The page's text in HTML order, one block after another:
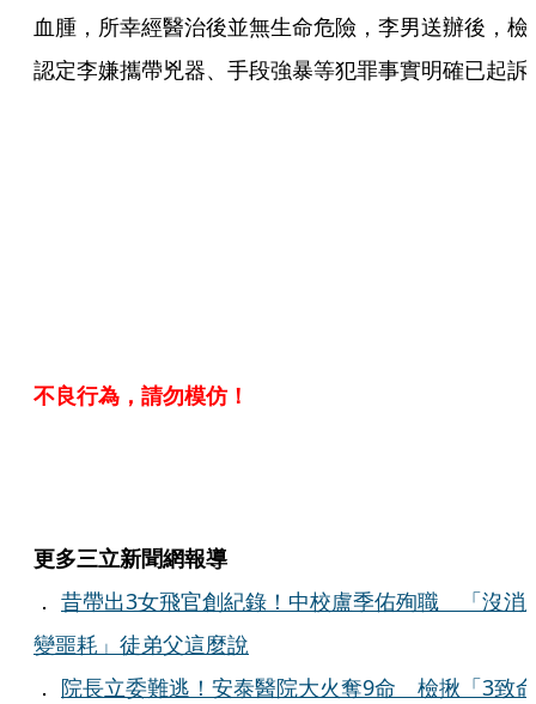
血腫，所幸經醫治後並無生命危險，李男送辦後，檢
認定李嫌攜帶兇器、手段強暴等犯罪事實明確已起訴
不良行為，請勿模仿！
更多三立新聞網報導
． 昔帶出3女飛官創紀錄！中校盧季佑殉職 「沒消
變噩耗」徒弟父這麼說
． 院長立委難逃！安泰醫院大火奪9命 檢揪「3致命